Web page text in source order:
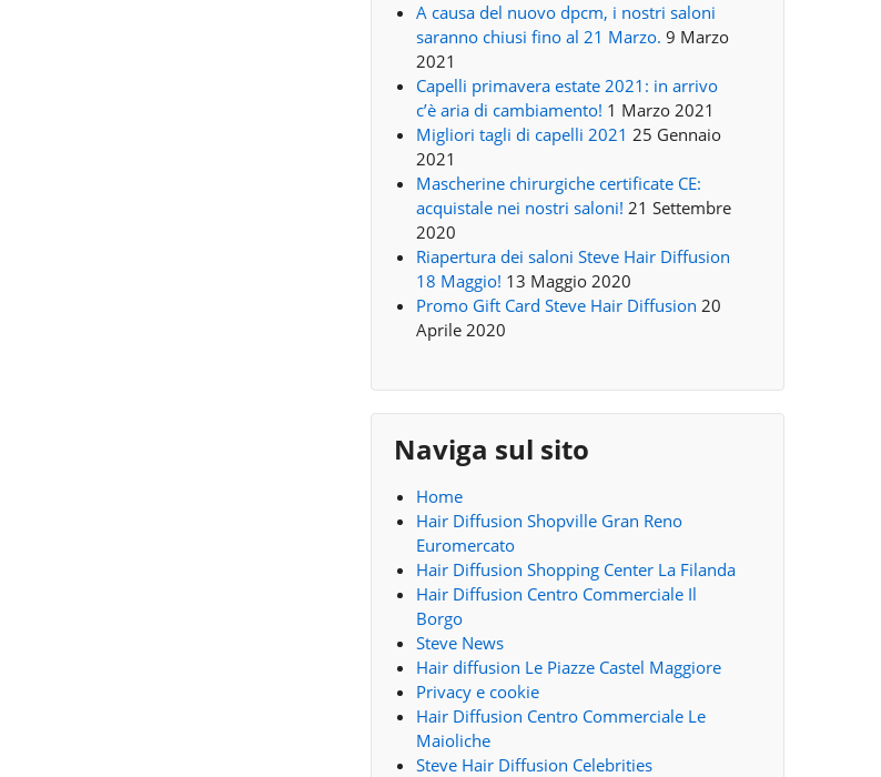
A causa del nuovo dpcm, i nostri saloni
saranno chiusi fino al 21 Marzo. 9 Marzo
2021
Capelli primavera estate 2021: in arrivo
c’è aria di cambiamento! 1 Marzo 2021
Migliori tagli di capelli 2021 25 Gennaio
2021
Mascherine chirurgiche certificate CE:
acquistale nei nostri saloni! 21 Settembre
2020
Riapertura dei saloni Steve Hair Diffusion
18 Maggio! 13 Maggio 2020
Promo Gift Card Steve Hair Diffusion 20
Aprile 2020
Naviga sul sito
Home
Hair Diffusion Shopville Gran Reno
Euromercato
Hair Diffusion Shopping Center La Filanda
Hair Diffusion Centro Commerciale Il
Borgo
Steve News
Hair diffusion Le Piazze Castel Maggiore
Privacy e cookie
Hair Diffusion Centro Commerciale Le
Maioliche
Steve Hair Diffusion Celebrities